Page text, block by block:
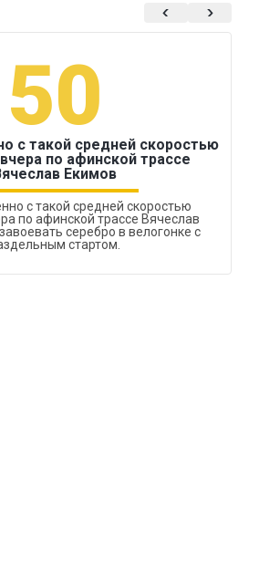
50
с такой средней скоростью
по афинской трассе
Екимов
с такой средней скоростью
по афинской трассе Вячеслав
серебро в велогонке с
стартом.